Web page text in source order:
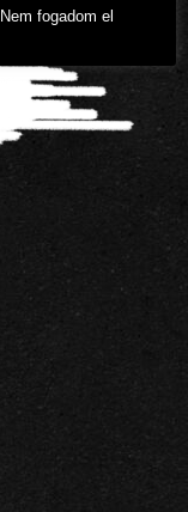
3/
Kik
vag
yunk
mi?
Éles
Nem fogadom el